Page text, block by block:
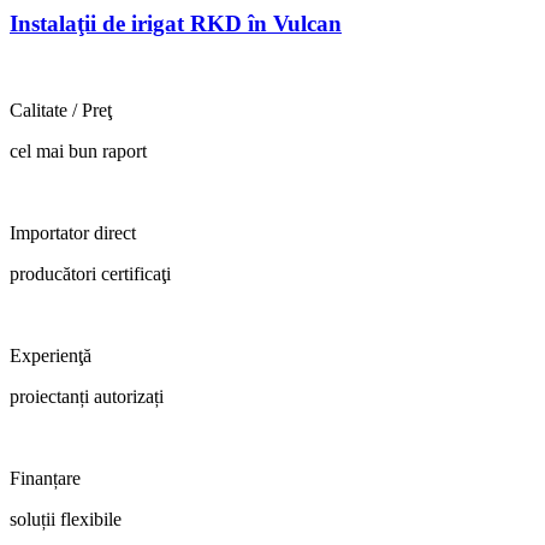
Instalaţii de irigat RKD în Vulcan
Calitate / Preţ
cel mai bun raport
Importator direct
producători certificaţi
Experienţă
proiectanți autorizați
Finanțare
soluții flexibile